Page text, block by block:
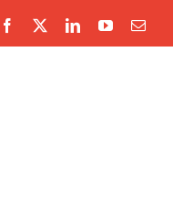
Facebook LinkedInYouTube